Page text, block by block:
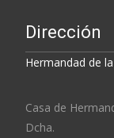
Dirección
Hermandad de
Casa de
Dcha.